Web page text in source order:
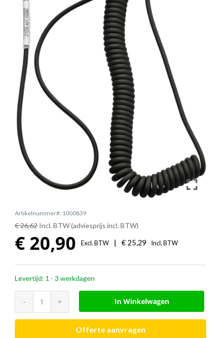
Artikelnummer#: 1000839
€ 26,62 Incl. BTW (adviesprijs incl. BTW)
€ 20,90 Excl. BTW | € 25,29 Incl. BTW
Levertijd: 1 - 3 werkdagen
CSTD
In Winkelwagen
Offerte aanvragen